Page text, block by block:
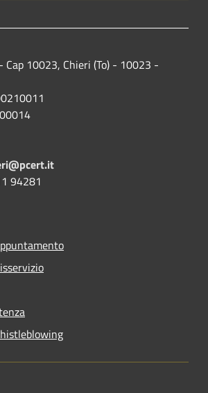
Cap 10023, Chieri (To) - 10023 -
94281